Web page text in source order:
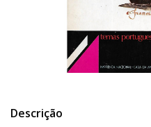
Descrição